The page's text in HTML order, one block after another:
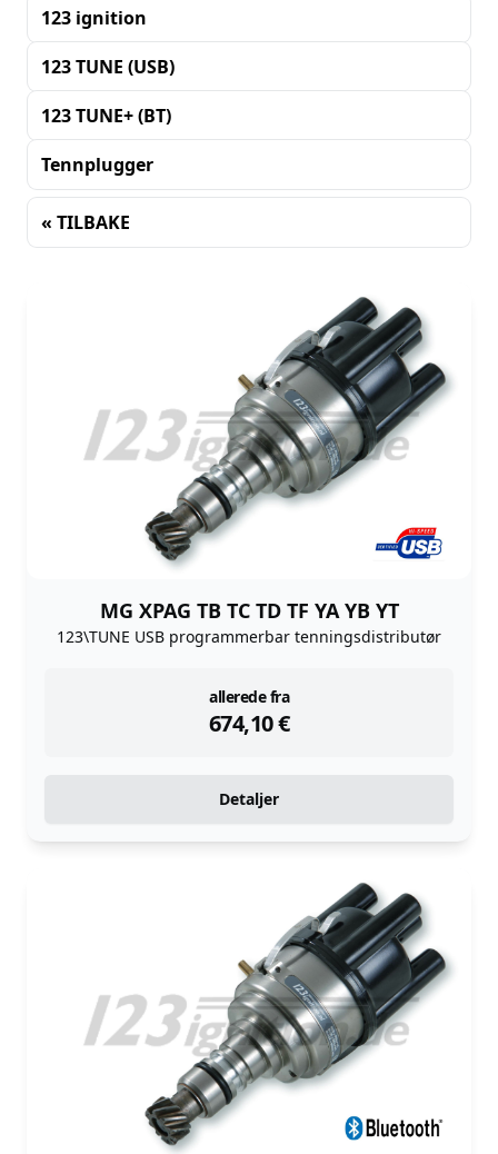
123 ignition
123 TUNE (USB)
123 TUNE+ (BT)
Tennplugger
« TILBAKE
MG XPAG TB TC TD TF YA YB YT
123\TUNE USB programmerbar tenningsdistributør
allerede fra
674,10€
instock
Detaljer